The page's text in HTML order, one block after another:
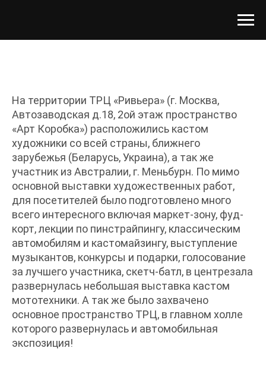
На территории ТРЦ «Ривьера» (г. Москва,
Автозаводская д.18, 2ой этаж пространство
«Арт Коробка») расположились кастом
художники со всей страны, ближнего
зарубежья (Беларусь, Украина), а так же
участник из Австралии, г. Меньбурн. По мимо
основной выставки художественных работ,
для посетителей было подготовлено много
всего интересного включая маркет-зону, фуд-
корт, лекции по пинстрайпингу, классическим
автомобилям и кастомайзингу, выступление
музыкантов, конкурсы и подарки, голосование
за лучшего участника, скетч-батл, в центрезала
развернулась небольшая выставка кастом
мототехники. А так же было захвачено
основное пространство ТРЦ, в главном холле
которого развернулась и автомобильная
экспозиция!